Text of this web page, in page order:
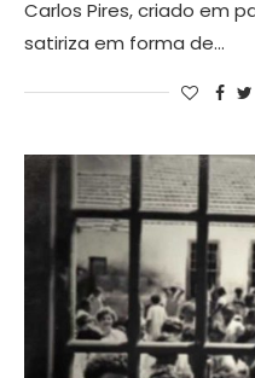
Carlos Pires, criado em
satiriza em forma de…